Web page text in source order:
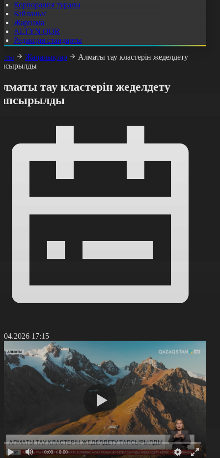
Корпорация туралы
Байланыс
Жарнама
ALTYN QOR
Редакция стандарты
Жаңалықтар
Алматы тау кластерін жеделдету
тау кластерін жеделдету
17:15
0:00 / 0:00